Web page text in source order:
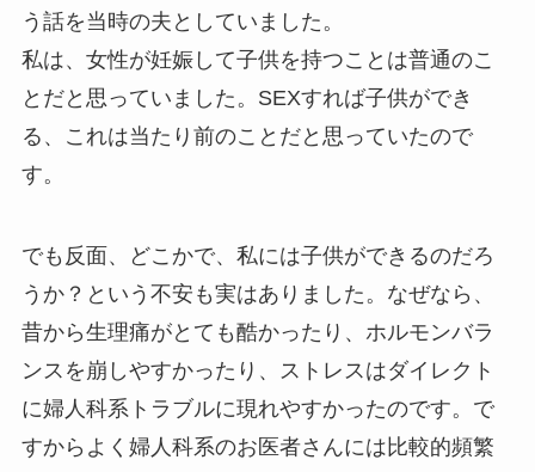
う話を当時の夫としていました。
私は、女性が妊娠して子供を持つことは普通のこ
とだと思っていました。SEXすれば子供ができ
る、これは当たり前のことだと思っていたので
す。
でも反面、どこかで、私には子供ができるのだろ
うか？という不安も実はありました。なぜなら、
昔から生理痛がとても酷かったり、ホルモンバラ
ンスを崩しやすかったり、ストレスはダイレクト
に婦人科系トラブルに現れやすかったのです。で
すからよく婦人科系のお医者さんには比較的頻繁